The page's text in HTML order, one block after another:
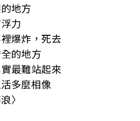
地方
力
爆炸，死去
的地方
最難站起來
多麼相像
〉